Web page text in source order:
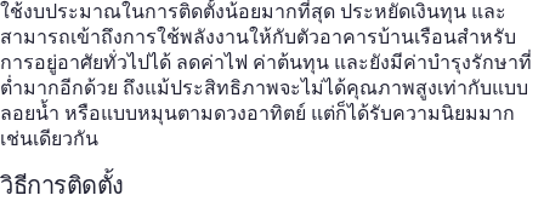
ใช้งบประมาณในการติดตั้งน้อยมากที่สุด ประหยัดเงินทุน และ
สามารถเข้าถึงการใช้พลังงานให้กับตัวอาคารบ้านเรือนสำหรับ
การอยู่อาศัยทั่วไปได้ ลดค่าไฟ ค่าต้นทุน และยังมีค่าบำรุงรักษาที่
ต่ำมากอีกด้วย ถึงแม้ประสิทธิภาพจะไม่ได้คุณภาพสูงเท่ากับแบบ
ลอยน้ำ หรือแบบหมุนตามดวงอาทิตย์ แต่ก็ได้รับความนิยมมาก
เช่นเดียวกัน
วิธีการติดตั้ง